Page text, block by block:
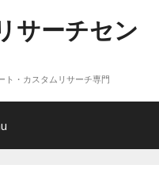
サーチセン
・カスタムリサーチ専門